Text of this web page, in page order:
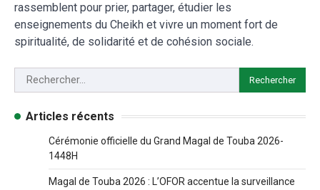
rassemblent pour prier, partager, étudier les
enseignements du Cheikh et vivre un moment fort de
spiritualité, de solidarité et de cohésion sociale.
Articles récents
Cérémonie officielle du Grand Magal de Touba 2026-
1448H
Magal de Touba 2026 : L’OFOR accentue la surveillance